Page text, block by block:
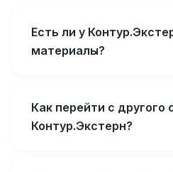
Есть ли у
материалы?
Как перейти с другого
Контур.Экстерн?